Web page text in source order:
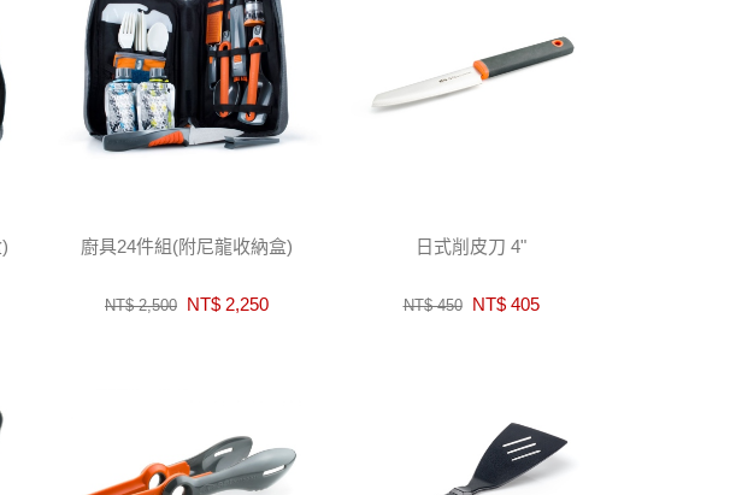
廚具24件組(附尼龍收納盒)
NT$ 2,500 NT$ 2,250
日式削皮刀 4"
NT$ 450 NT$ 405